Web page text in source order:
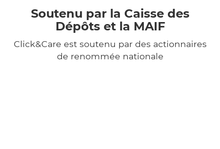
Soutenu par la Caisse des
Dépôts et la MAIF
Click&Care est soutenu par des actionnaires
de renommée nationale